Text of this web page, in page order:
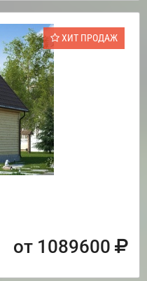
ХИТ ПРОДАЖ
от 1089600